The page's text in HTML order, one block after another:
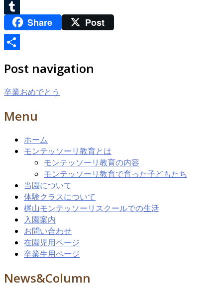
Evernote
TumblrShare Post
有
Post navigation
卒業おめでとう
Menu
ホーム
モンテッソーリ教育とは
モンテッソーリ教育の内容
モンテッソーリ教育で育った子どもたち
当園について
体験クラスについて
梶山モンテッソーリスクールでの生活
入園案内
お問い合わせ
在園児用ページ
卒業生用ページ
News&Column